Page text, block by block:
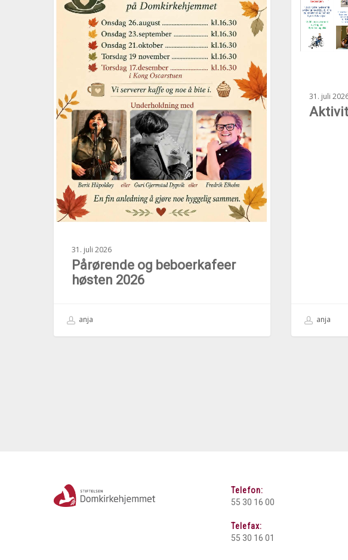
31. juli 2026
Pårørende og beboerkafeer
høsten 2026
anja
31. juli
anja
Telefon:
55 30 16 00
Telefax:
55 30 16 01